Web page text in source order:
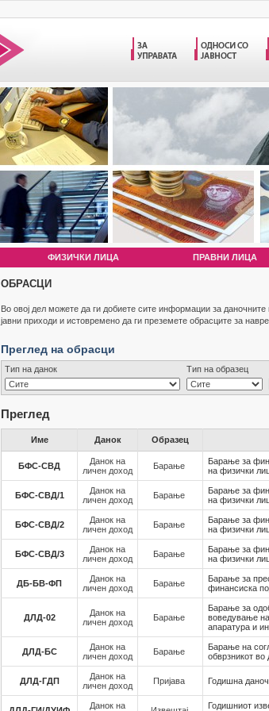
ФИЗИЧКИ ЛИЦА ПРАВНИ ЛИЦА
ОБРАСЦИ
Во овој дел можете да ги добиете сите информации за
јавни приходи и истовремено да ги преземете обрасците за
Преглед на обрасци
Тип на данок Тип на образец
Преглед
Име Данок Образец
БФС-СВД
Данок на
личен доход
Барање
Бaрање за
на физички
БФС-СВД/1
Данок на
личен доход
Барање
Бaрање за
на физички
БФС-СВД/2
Данок на
личен доход
Барање
Бaрање за
на физички
БФС-СВД/3
Данок на
личен доход
Барање
Барање за
на физички
ДБ-БВ-ФП
Данок на
личен доход
Барање
Бaрање за
финансиска
ДЛД-02
Данок на
личен доход
Барање
Барање за
воведување
апаратура и
ДЛД-БС
Данок на
личен доход
Барање
Барање на
обврзникот во
ДЛД-ГДП
Данок на
личен доход
Пријава Годишна
Данок на
Годишниот